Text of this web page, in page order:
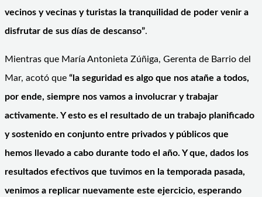
vecinos y vecinas y turistas la tranquilidad de poder venir a
disfrutar de sus días de descanso”.
Mientras que María Antonieta Zúñiga, Gerenta de Barrio del
Mar, acotó que “la seguridad es algo que nos atañe a todos,
por ende, siempre nos vamos a involucrar y trabajar
activamente. Y esto es el resultado de un trabajo planificado
y sostenido en conjunto entre privados y públicos que
hemos llevado a cabo durante todo el año. Y que, dados los
resultados efectivos que tuvimos en la temporada pasada,
venimos a replicar nuevamente este ejercicio, esperando